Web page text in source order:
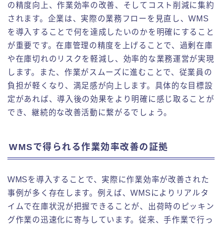
の精度向上、作業効率の改善、そしてコスト削減に集約
されます。企業は、実際の業務フローを見直し、WMS
を導入することで何を達成したいのかを明確にすること
が重要です。在庫管理の精度を上げることで、過剰在庫
や在庫切れのリスクを軽減し、効率的な業務運営が実現
します。また、作業がスムーズに進むことで、従業員の
負担が軽くなり、満足感が向上します。具体的な目標設
定があれば、導入後の効果をより明確に感じ取ることが
でき、継続的な改善活動に繋がるでしょう。
WMSで得られる作業効率改善の証拠
WMSを導入することで、実際に作業効率が改善された
事例が多く存在します。例えば、WMSによりリアルタ
イムで在庫状況が把握できることが、出荷時のピッキン
グ作業の迅速化に寄与しています。従来、手作業で行っ